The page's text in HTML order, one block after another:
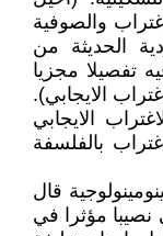
والصوفية
الحديثة من
تفصيلا مجزيا
الايجابي).
الايجابي
بالفلسفة
قال
نصيبا مؤثرا في